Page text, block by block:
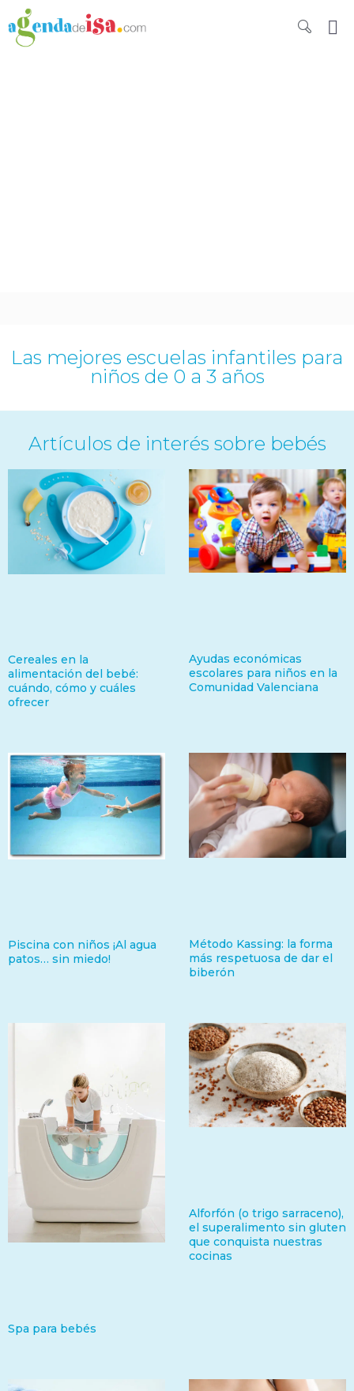
Las mejores escuelas infantiles para
niños de 0 a 3 años
Artículos de interés sobre bebés
Cereales en la
alimentación del bebé:
cuándo, cómo y cuáles
ofrecer
Ayudas económicas
escolares para niños en la
Comunidad Valenciana
Piscina con niños ¡Al agua
patos… sin miedo!
Método Kassing: la forma
más respetuosa de dar el
biberón
Spa para bebés
Alforfón (o trigo sarraceno),
el superalimento sin gluten
que conquista nuestras
cocinas